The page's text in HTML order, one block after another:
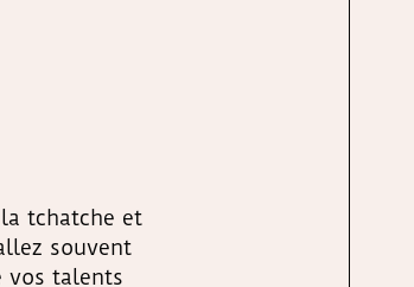
tchatche et
souvent
vos talents